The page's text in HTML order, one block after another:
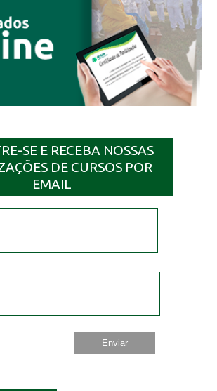
SE E RECEBA NOSSAS
DE CURSOS POR
EMAIL